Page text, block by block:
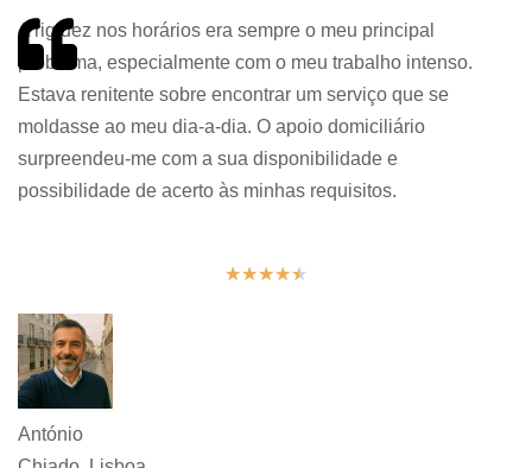
A rigidez nos horários era sempre o meu principal
problema, especialmente com o meu trabalho intenso.
Estava renitente sobre encontrar um serviço que se
moldasse ao meu dia-a-dia. O apoio domiciliário
surpreendeu-me com a sua disponibilidade e
possibilidade de acerto às minhas requisitos.
★★★★★
António